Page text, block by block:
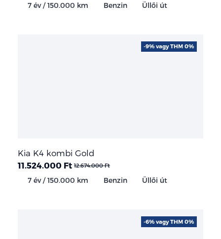
7 év / 150.000 km Benzin Üllői út
Kia K4 kombi Gold
11.524.000 Ft 12.674.000 Ft
7 év / 150.000 km Benzin Üllői út
-9% vagy THM 0%
-6% vagy THM 0%